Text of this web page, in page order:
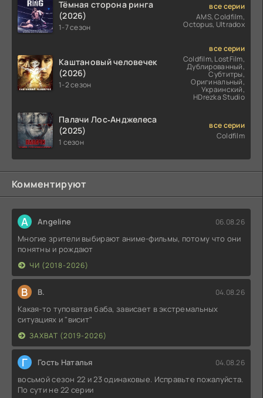
Тёмная сторона ринга
(2026)
1-7 сезон
все серии
AMS, Coldfilm,
Octopus, Ultradox
Каштановый человечек
(2026)
1-2 сезон
все серии
Coldfilm, LostFilm,
Дублированный,
Субтитры,
Оригинальный,
Украинский,
HDrezka Studio
Палачи Лос‑Анджелеса
(2025)
1 сезон
все серии
Coldfilm
Комментируют
A Angeline 06.08.26
Многие зрители выбирают аниме-фильмы, потому что они
понятны и рождают
ЧИ (2018-2026)
В В. 04.08.26
Какая-то туповатая баба, зависает в экстремальных
ситуациях и "висит"
ЗАХВАТ (2019-2026)
Г Гость Наталья 04.08.26
восьмой сезон 22 и 23 одинаковые. Исправьте пожалуйста.
По сути не 22 серии